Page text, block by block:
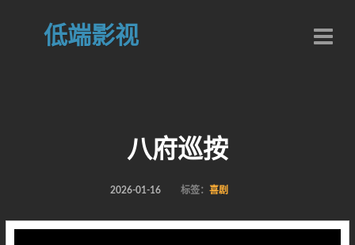
低端影视
八府巡按
2026-01-16 标签： 喜剧